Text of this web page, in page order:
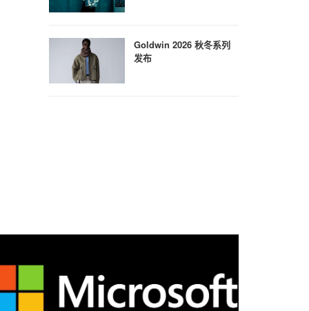
Goldwin 2026 秋冬系列
发布